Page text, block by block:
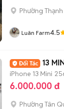
Phường
Luân Farm4.5
13
iPhone 13 Mini
6.000.000 đ
Phường Tân